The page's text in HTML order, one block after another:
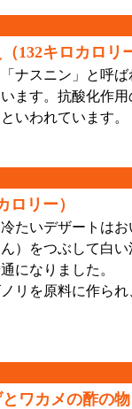
132キロカロリ
ナスニン」と呼
ます。抗酸化作
いわれています。
ロリー）
たいデザートは
）をつぶして白
になりました。
リを原料に作ら
ワカメの酢の